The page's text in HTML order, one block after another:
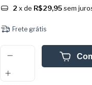
2 x de R$29,95sem
Frete grátis